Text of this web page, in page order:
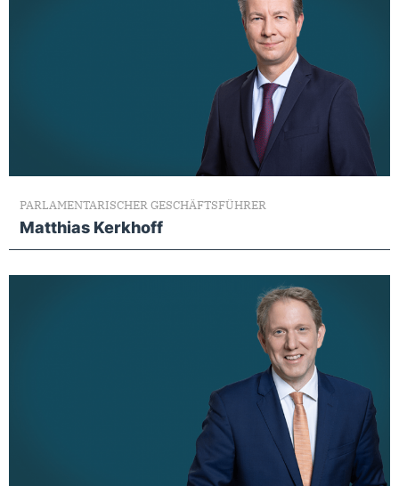
PARLAMENTARISCHER GESCHÄFTSFÜHRER
Matthias Kerkhoff